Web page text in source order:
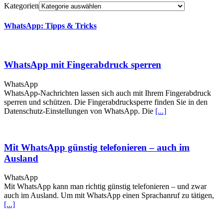
Kategorien
WhatsApp: Tipps & Tricks
WhatsApp mit Fingerabdruck sperren
WhatsApp
WhatsApp-Nachrichten lassen sich auch mit Ihrem Fingerabdruck
sperren und schützen. Die Fingerabdrucksperre finden Sie in den
Datenschutz-Einstellungen von WhatsApp. Die [...]
Mit WhatsApp günstig telefonieren – auch im
Ausland
WhatsApp
Mit WhatsApp kann man richtig günstig telefonieren – und zwar
auch im Ausland. Um mit WhatsApp einen Sprachanruf zu tätigen,
[...]